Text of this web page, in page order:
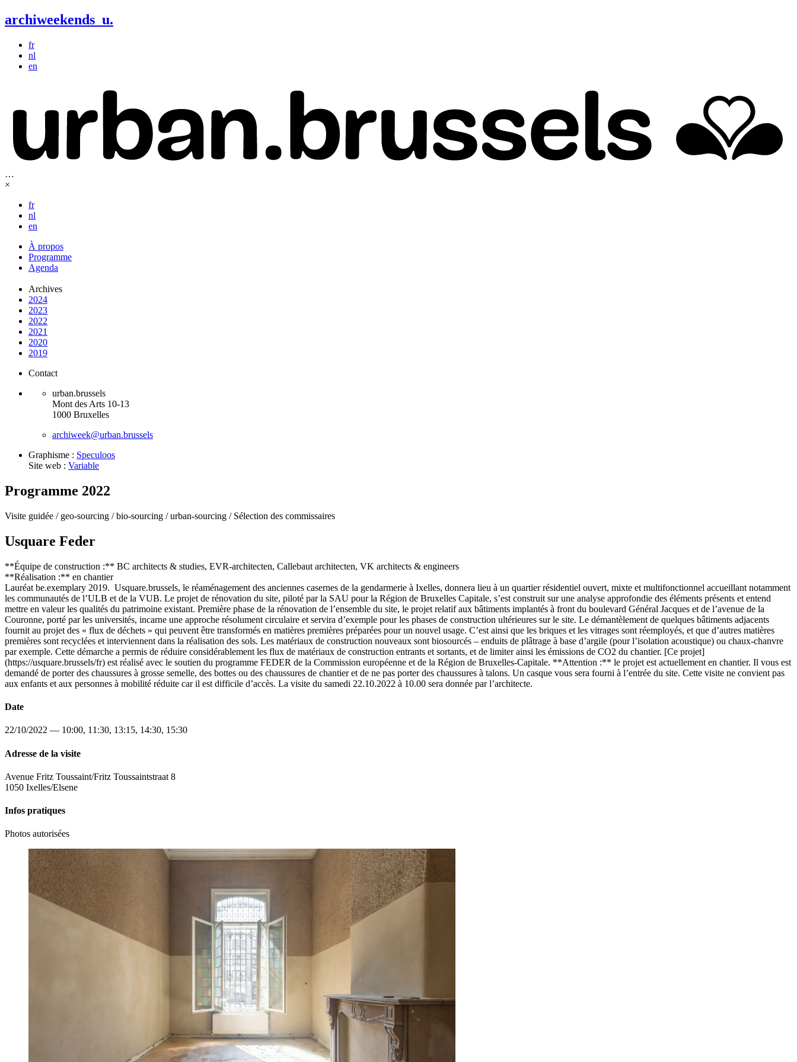
archiweekends u.
fr
nl
en
…
×
fr
nl
en
À propos
Programme
Agenda
Archives
2024
2023
2022
2021
2020
2019
Contact
urban.brussels
Mont des Arts 10-13
1000 Bruxelles
archiweek@urban.brussels
Graphisme : Speculoos
Site web : Variable
Programme 2022
Visite guidée / geo-sourcing /bio-sourcing /urban-sourcing / Sélection des commissaires
Usquare Feder
**Équipe de construction :** BC architects & studies, EVR-architecten, Callebaut architecten, VK architects & engineers
**Réalisation :** en chantier
Lauréat be.exemplary 2019. Usquare.brussels, le réaménagement des anciennes casernes de la gendarmerie à Ixelles, donnera lieu à un quartier résidentiel ouvert, mixte et multifonctionnel accueillant notamment
les communautés de l’ULB et de la VUB. Le projet de rénovation du site, piloté par la SAU pour la Région de Bruxelles Capitale, s’est construit sur une analyse approfondie des éléments présents et entend
mettre en valeur les qualités du patrimoine existant. Première phase de la rénovation de l’ensemble du site, le projet relatif aux bâtiments implantés à front du boulevard Général Jacques et de l’avenue de la
Couronne, porté par les universités, incarne une approche résolument circulaire et servira d’exemple pour les phases de construction ultérieures sur le site. Le démantèlement de quelques bâtiments adjacents
fournit au projet des « flux de déchets » qui peuvent être transformés en matières premières préparées pour un nouvel usage. C’est ainsi que les briques et les vitrages sont réemployés, et que d’autres matières
premières sont recyclées et interviennent dans la réalisation des sols. Les matériaux de construction nouveaux sont biosourcés – enduits de plâtrage à base d’argile (pour l’isolation acoustique) ou chaux-chanvre
par exemple. Cette démarche a permis de réduire considérablement les flux de matériaux de construction entrants et sortants, et de limiter ainsi les émissions de CO2 du chantier. [Ce projet]
(https://usquare.brussels/fr) est réalisé avec le soutien du programme FEDER de la Commission européenne et de la Région de Bruxelles-Capitale. **Attention :** le projet est actuellement en chantier. Il vous est
demandé de porter des chaussures à grosse semelle, des bottes ou des chaussures de chantier et de ne pas porter des chaussures à talons. Un casque vous sera fourni à l’entrée du site. Cette visite ne convient pas
aux enfants et aux personnes à mobilité réduite car il est difficile d’accès. La visite du samedi 22.10.2022 à 10.00 sera donnée par l’architecte.
Date
22/10/2022 — 10:00, 11:30, 13:15, 14:30, 15:30
Adresse de la visite
Avenue Fritz Toussaint/Fritz Toussaintstraat 8
1050 Ixelles/Elsene
Infos pratiques
Photos autorisées